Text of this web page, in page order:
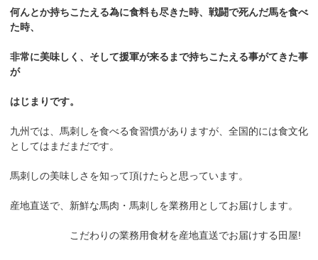
何んとか持ちこたえる為に食料も尽きた時、戦闘で死んだ馬を食べ
た時、
非常に美味しく、そして援軍が来るまで持ちこたえる事がてきた事
が
はじまりです。
九州では、馬刺しを食べる食習慣がありますが、全国的には食文化
としてはまだまだです。
馬刺しの美味しさを知って頂けたらと思っています。
産地直送で、新鮮な馬肉・馬刺しを業務用としてお届けします。
こだわりの業務用食材を産地直送でお届けする田屋!